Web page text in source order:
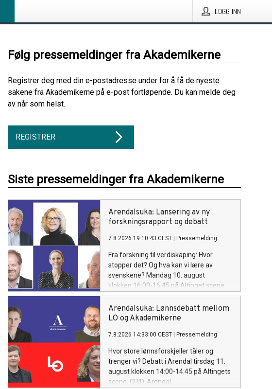
LOGG INN
Følg pressemeldinger fra Akademikerne
Registrer deg med din e-postadresse under for å få de nyeste
sakene fra Akademikerne på e-post fortløpende. Du kan melde deg
av når som helst.
REGISTRER
Siste pressemeldinger fra Akademikerne
Arendalsuka: Lansering av ny
forskningsrapport og debatt
7.8.2026 19:10:43 CEST Pressemelding
Fra forskning til verdiskaping: Hvor
stopper det? Og hva kan vi lære av
svenskene? Mandag 10. august
klokken 16:00-16:45 på Altinget scene
GRID-Arendal.
Arendalsuka: Lønnsdebatt mellom
LO og Akademikerne
7.8.2026 14:33:00 CEST Pressemelding
Hvor store lønnsforskjeller tåler og
trenger vi? Debatt i Arendal tirsdag 11.
august klokken 14:00-14:45 på Altingets
scene, GRID-Arendal.